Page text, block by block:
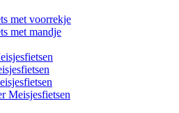
met voorrekje
met mandje
Meisjesfietsen